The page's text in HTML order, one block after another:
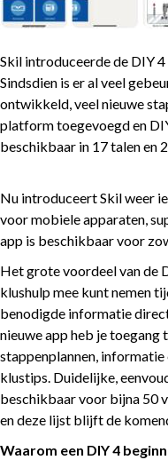
Skil introduceerde de DIY
Sindsdien is er al veel
ontwikkeld, veel nieuwe
platform toegevoegd en
beschikbaar in 17 talen en
Nu introduceert Skil weer
voor mobiele apparaten,
app is beschikbaar voor
Het grote voordeel van de
klushulp mee kunt nemen
benodigde informatie
nieuwe app heb je
stappenplannen,
klustips. Duidelijke,
beschikbaar voor bijna 50
en deze lijst blijft de
Waarom een DIY 4